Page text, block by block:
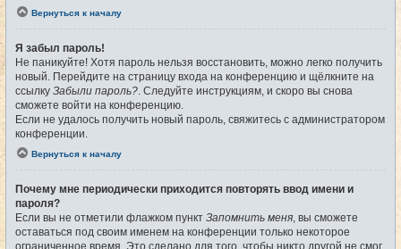
Вернуться к началу
Я забыл пароль!
Не паникуйте! Хотя пароль нельзя восстановить, можно легко получить
новый. Перейдите на страницу входа на конференцию и щёлкните на
ссылку Забыли пароль? . Следуйте инструкциям, и скоро вы снова
сможете войти на конференцию.
Если не удалось получить новый пароль, свяжитесь с администратором
конференции.
Вернуться к началу
Почему мне периодически приходится повторять ввод имени и
пароля?
Если вы не отметили флажком пункт Запомнить меня , вы сможете
оставаться под своим именем на конференции только некоторое
ограниченное время. Это сделано для того, чтобы никто другой не смог